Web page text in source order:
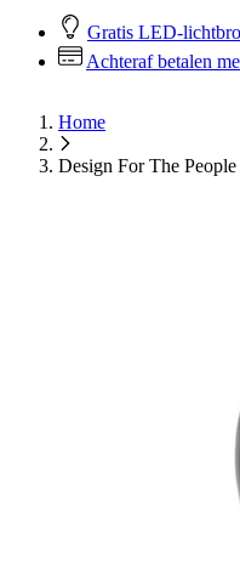
Gratis LED-
Achteraf betalen
Home
Design For The